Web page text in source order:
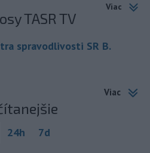
Viac
TASR TV
spravodlivosti SR B.
Viac
24h 7d